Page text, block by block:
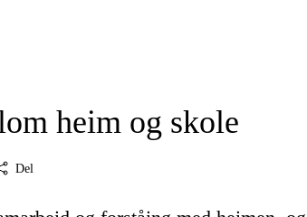
heim og skole
Del